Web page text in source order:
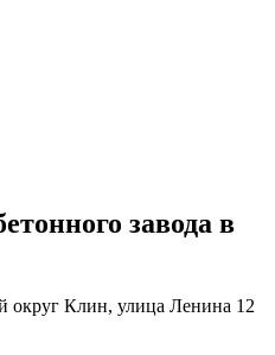
завода в
округ Клин, улица Ленина 12